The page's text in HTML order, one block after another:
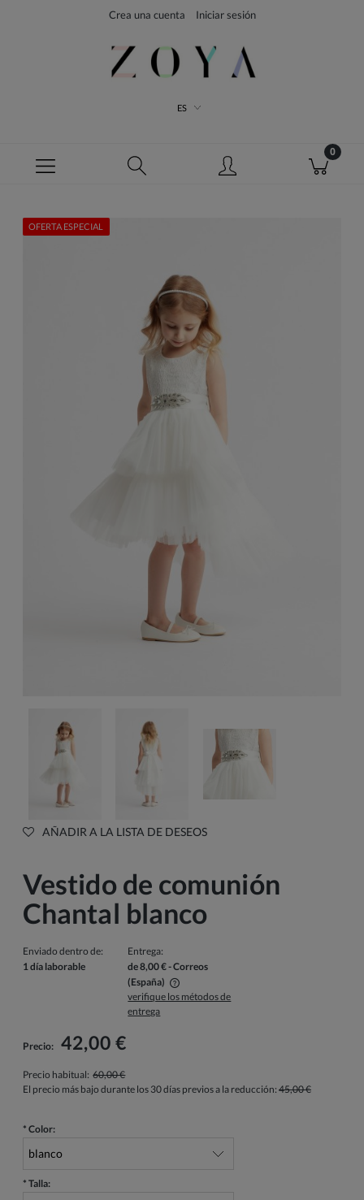
Crea una cuenta Iniciar sesión
ES
OFERTA ESPECIAL
AÑADIR A LA LISTA DE DESEOS
Vestido de comunión
Chantal blanco
Enviado dentro de:
1 día laborable
Entrega:
de 8,00 €- Correos
(España)
El precio no incluye los posibles gastos de pago
verifique los métodos de
entrega
Precio: 42,00 €
Precio habitual: 60,00 €
El precio más bajo durante los 30 días previos a la reducción: 45,00 €
* Color:
* Talla: